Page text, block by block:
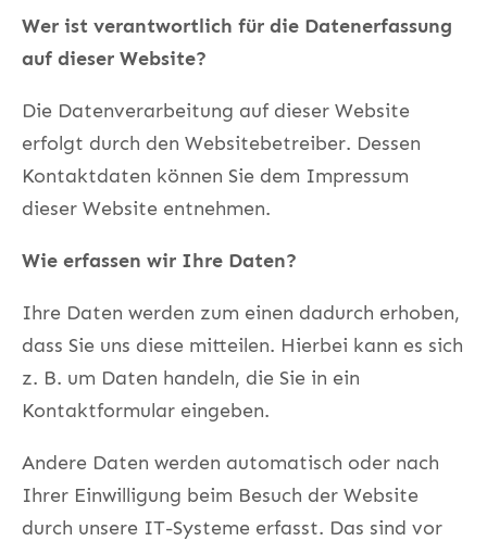
Wer ist verantwortlich für die Datenerfassung
auf dieser Website?
Die Datenverarbeitung auf dieser Website
erfolgt durch den Websitebetreiber. Dessen
Kontaktdaten können Sie dem Impressum
dieser Website entnehmen.
Wie erfassen wir Ihre Daten?
Ihre Daten werden zum einen dadurch erhoben,
dass Sie uns diese mitteilen. Hierbei kann es sich
z. B. um Daten handeln, die Sie in ein
Kontaktformular eingeben.
Andere Daten werden automatisch oder nach
Ihrer Einwilligung beim Besuch der Website
durch unsere IT-Systeme erfasst. Das sind vor